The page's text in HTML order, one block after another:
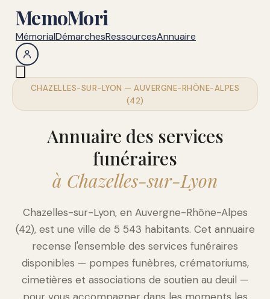
MemoMori
MémorialDémarchesRessourcesAnnuaire
CHAZELLES-SUR-LYON — AUVERGNE-RHÔNE-ALPES
(42)
Annuaire des services
funéraires
à Chazelles-sur-Lyon
Chazelles-sur-Lyon, en Auvergne-Rhône-Alpes
(42), est une ville de 5 543 habitants. Cet annuaire
recense l'ensemble des services funéraires
disponibles — pompes funèbres, crématoriums,
cimetières et associations de soutien au deuil —